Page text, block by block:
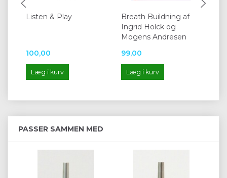
Listen & Play
100,00
Læg i kurv
Breath Buildning af
Ingrid Holck og
Mogens Andresen
99,00
Læg i kurv
PASSER SAMMEN MED